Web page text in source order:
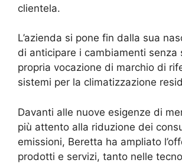
clientela.
L’azienda si pone fin dalla sua
di anticipare i cambiamenti senza
propria vocazione di marchio di
sistemi per la climatizzazione
Davanti alle nuove esigenze di
più attento alla riduzione dei
emissioni, Beretta ha ampliato
prodotti e servizi, tanto nelle